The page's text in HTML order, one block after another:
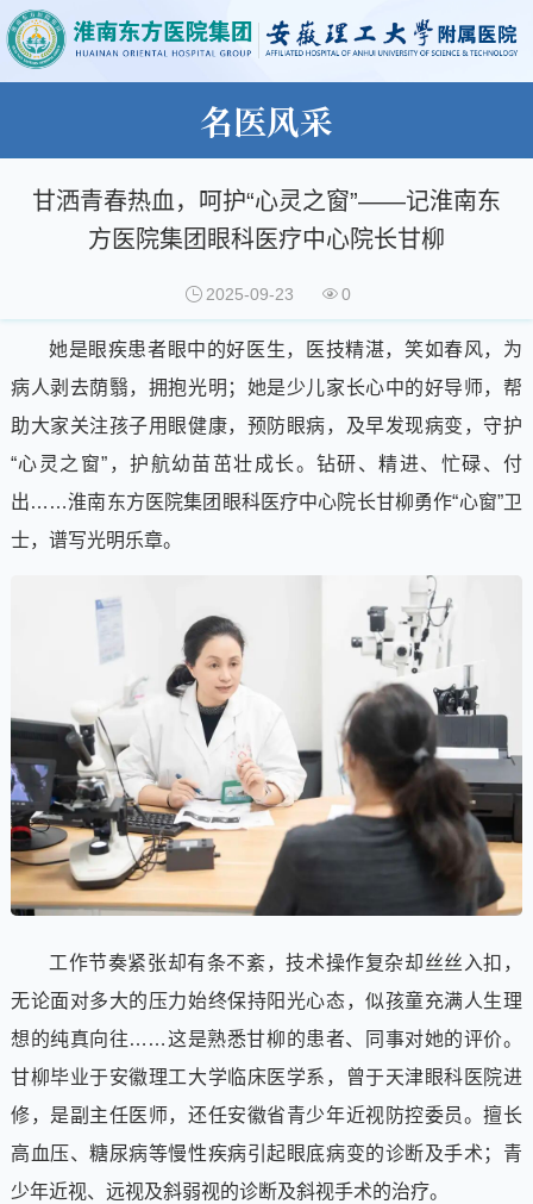
名医风采
甘洒青春热血，呵护“心灵之窗”——记淮南东
方医院集团眼科医疗中心院长甘柳
2025-09-23 0
她是眼疾患者眼中的好医生，医技精湛，笑如春风，为
病人剥去荫翳，拥抱光明；她是少儿家长心中的好导师，帮
助大家关注孩子用眼健康，预防眼病，及早发现病变，守护
“心灵之窗”，护航幼苗茁壮成长。钻研、精进、忙碌、付
出……淮南东方医院集团眼科医疗中心院长甘柳勇作“心窗”卫
士，谱写光明乐章。
工作节奏紧张却有条不紊，技术操作复杂却丝丝入扣，
无论面对多大的压力始终保持阳光心态，似孩童充满人生理
想的纯真向往……这是熟悉甘柳的患者、同事对她的评价。
甘柳毕业于安徽理工大学临床医学系，曾于天津眼科医院进
修，是副主任医师，还任安徽省青少年近视防控委员。擅长
高血压、糖尿病等慢性疾病引起眼底病变的诊断及手术；青
少年近视、远视及斜弱视的诊断及斜视手术的治疗。